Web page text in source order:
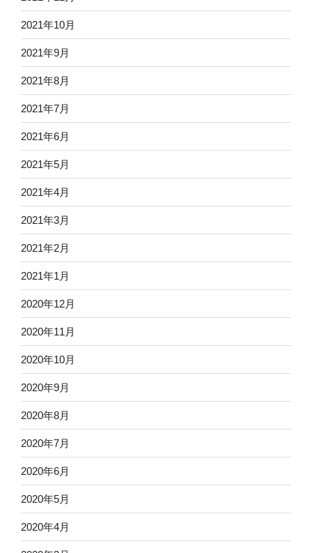
2021年10月
2021年9月
2021年8月
2021年7月
2021年6月
2021年5月
2021年4月
2021年3月
2021年2月
2021年1月
2020年12月
2020年11月
2020年10月
2020年9月
2020年8月
2020年7月
2020年6月
2020年5月
2020年4月